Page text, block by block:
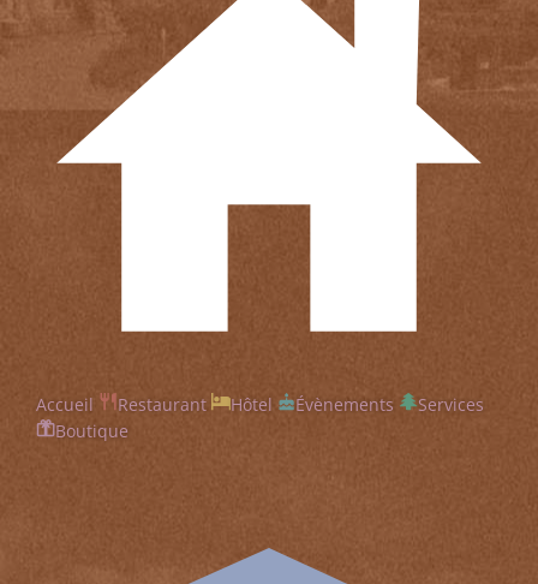
Accueil Restaurant Hôtel Évènements
Services
Boutique